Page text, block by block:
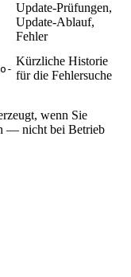
Update-Prüfungen,
Update-Ablauf,
Fehler
Kürzliche Historie
für die Fehlersuche
wenn Sie
— nicht bei Betrieb